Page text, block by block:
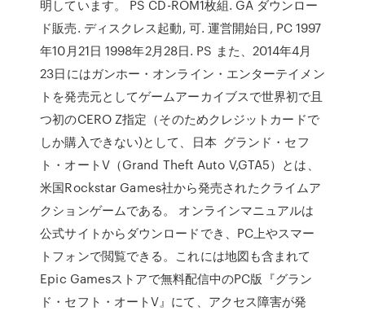
明しています。 PS CD-ROM1枚組. GA ダウンロー
ド販売. ディスクレス起動, 可. 運営開始日, PC 1997
年10月21日 1998年2月28日. PS また、2014年4月
23日にはガンホー・オンライン・エンターテイメン
トを発売元としてゲームアーカイブスで世界初で且
つ初のCERO Z指定（そのためクレジットカードで
しか購入できない)として、日本 グランド・セフ
ト・オートV（Grand Theft Auto V,GTA5）とは、
米国Rockstar Games社から発売されたクライムア
クションゲームである。 オンラインマニュアルは
公式サイトからダウンロードでき、PC上やスマー
トフォンで閲覧できる。これには地図も含まれて
Epic Gamesストアで無料配信中のPC版『グラン
ド・セフト・オートV』にて、アクセス障害が発